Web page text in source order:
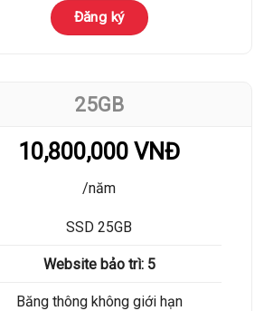
Đăng ký
25GB
10,800,000 VNĐ
/năm
SSD 25GB
Website bảo trì: 5
Băng thông không giới hạn